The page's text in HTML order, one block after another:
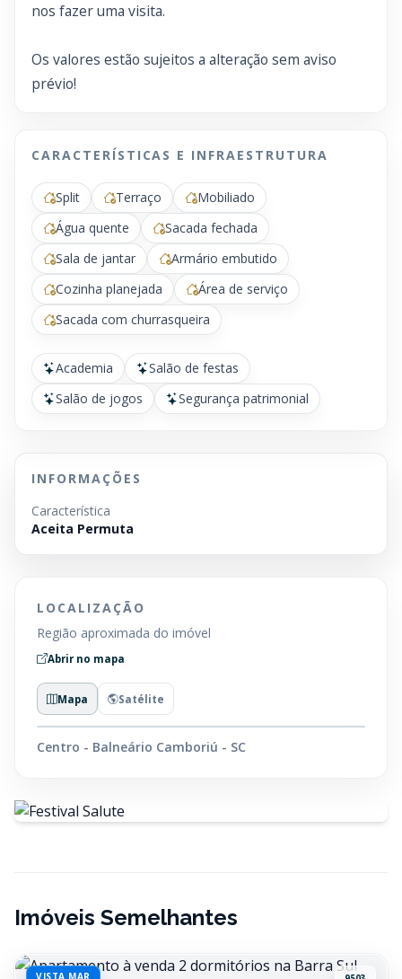
nos fazer uma visita.
Os valores estão sujeitos a alteração sem aviso
prévio!
CARACTERÍSTICAS E INFRAESTRUTURA
Split Terraço
Mobiliado
Água quente
Sacada fechada
Sala de jantar
Armário embutido
Cozinha planejada
Área de serviço
Sacada com churrasqueira
Academia
Salão de festas
Salão de jogos
Segurança patrimonial
INFORMAÇÕES
Característica
Aceita Permuta
LOCALIZAÇÃO
Região aproximada do imóvel
Abrir no mapa
Mapa Satélite
Centro - Balneário Camboriú - SC
Imóveis Semelhantes
VISTA MAR